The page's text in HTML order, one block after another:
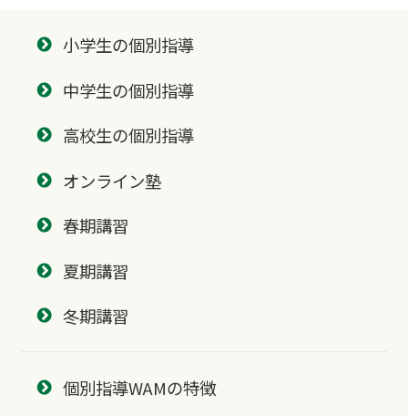
小学生の個別指導
中学生の個別指導
高校生の個別指導
オンライン塾
春期講習
夏期講習
冬期講習
個別指導WAMの特徴